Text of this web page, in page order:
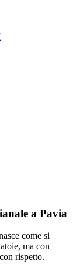
a Pavia
come si
ma con
rispetto.